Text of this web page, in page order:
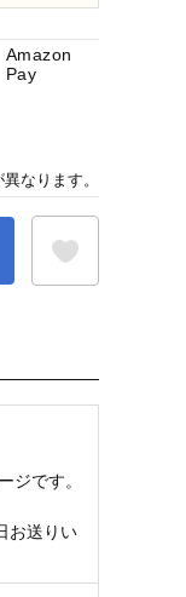
ジです。
お送りい
Amazon
Pay
なります。